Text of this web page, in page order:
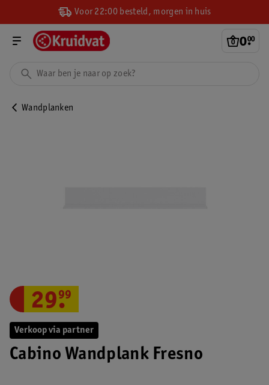
Voor 22:00 besteld, morgen in huis
0.
00
Wandplanken
Verkoop via partner
Cabino Wandplank Fresno
29.
99